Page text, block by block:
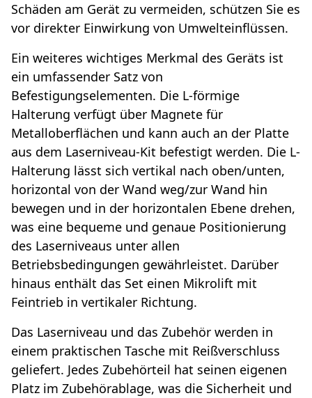
Schäden am Gerät zu vermeiden, schützen Sie es
vor direkter Einwirkung von Umwelteinflüssen.
Ein weiteres wichtiges Merkmal des Geräts ist
ein umfassender Satz von
Befestigungselementen. Die L-förmige
Halterung verfügt über Magnete für
Metalloberflächen und kann auch an der Platte
aus dem Laserniveau-Kit befestigt werden. Die L-
Halterung lässt sich vertikal nach oben/unten,
horizontal von der Wand weg/zur Wand hin
bewegen und in der horizontalen Ebene drehen,
was eine bequeme und genaue Positionierung
des Laserniveaus unter allen
Betriebsbedingungen gewährleistet. Darüber
hinaus enthält das Set einen Mikrolift mit
Feintrieb in vertikaler Richtung.
Das Laserniveau und das Zubehör werden in
einem praktischen Tasche mit Reißverschluss
geliefert. Jedes Zubehörteil hat seinen eigenen
Platz im Zubehörablage, was die Sicherheit und